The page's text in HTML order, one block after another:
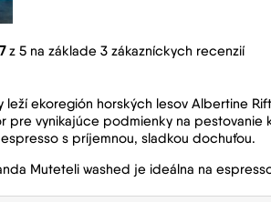
z 5 na základe3 zákazníckych recenzií
leží ekoregión horských lesov Albertine
pre vynikajúce podmienky na pestovanie
s príjemnou, sladkou dochuťou.
Muteteli washed je ideálna na